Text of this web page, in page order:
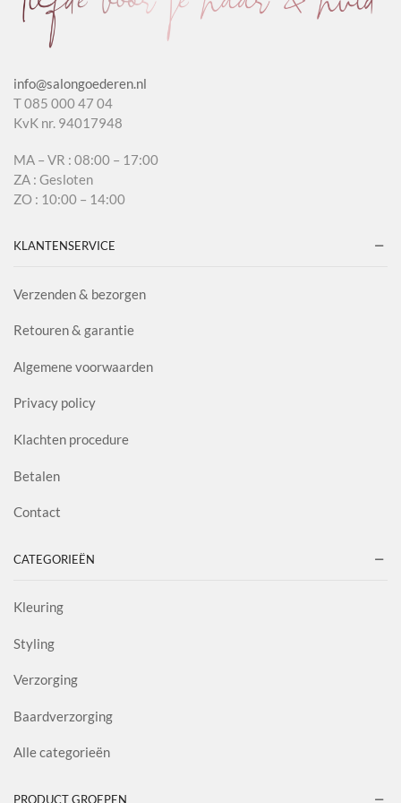
info@salongoederen.nl
T 085 000 47 04
KvK nr. 94017948
MA – VR : 08:00 – 17:00
ZA : Gesloten
ZO : 10:00 – 14:00
KLANTENSERVICE
Verzenden & bezorgen
Retouren & garantie
Algemene voorwaarden
Privacy policy
Klachten procedure
Betalen
Contact
CATEGORIEËN
Kleuring
Styling
Verzorging
Baardverzorging
Alle categorieën
PRODUCT GROEPEN